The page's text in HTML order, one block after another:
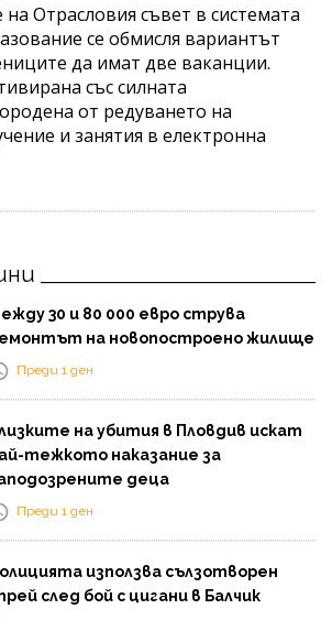
Отрасловия съвет в системата
се обмисля вариантът
да имат две ваканции.
със силната
от редуването на
и занятия в електронна
30 и 80 000 евро струва
на новопостроено жилище
Преди 1 ден
на убития в Пловдив искат
тежкото наказание за
деца
Преди 1 ден
използва сълзотворен
след бой с цигани в Балчик